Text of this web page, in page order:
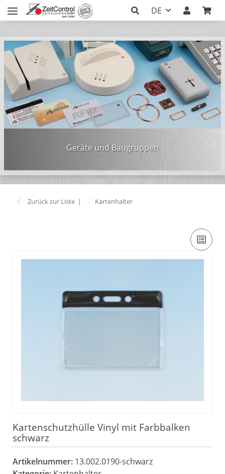
DE
Geräte und Baugruppen
Zurück zur Liste Kartenhalter
Kartenschutzhülle Vinyl mit Farbbalken
schwarz
Artikelnummer: 13.002.0190-schwarz